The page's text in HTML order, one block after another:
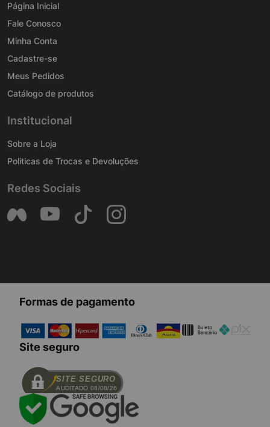
Página Inicial
Fale Conosco
Minha Conta
Cadastre-se
Meus Pedidos
Catálogo de produtos
Institucional
Sobre a Loja
Politicas de Trocas e Devoluções
Redes Sociais
Formas de pagamento
Site seguro
SITE SEGURO
AUDITADO 08/08/26